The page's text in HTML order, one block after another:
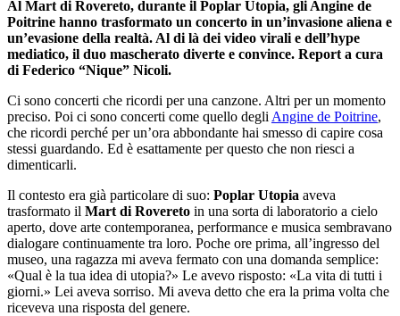
Al Mart di Rovereto, durante il Poplar Utopia, gli Angine de
Poitrine hanno trasformato un concerto in un’invasione aliena e
un’evasione della realtà. Al di là dei video virali e dell’hype
mediatico, il duo mascherato diverte e convince. Report a cura
di Federico “Nique” Nicoli.
Ci sono concerti che ricordi per una canzone. Altri per un momento
preciso. Poi ci sono concerti come quello degli Angine de Poitrine,
che ricordi perché per un’ora abbondante hai smesso di capire cosa
stessi guardando. Ed è esattamente per questo che non riesci a
dimenticarli.
Il contesto era già particolare di suo: Poplar Utopia aveva
trasformato il Mart di Rovereto in una sorta di laboratorio a cielo
aperto, dove arte contemporanea, performance e musica sembravano
dialogare continuamente tra loro. Poche ore prima, all’ingresso del
museo, una ragazza mi aveva fermato con una domanda semplice:
«Qual è la tua idea di utopia?» Le avevo risposto: «La vita di tutti i
giorni.» Lei aveva sorriso. Mi aveva detto che era la prima volta che
riceveva una risposta del genere.